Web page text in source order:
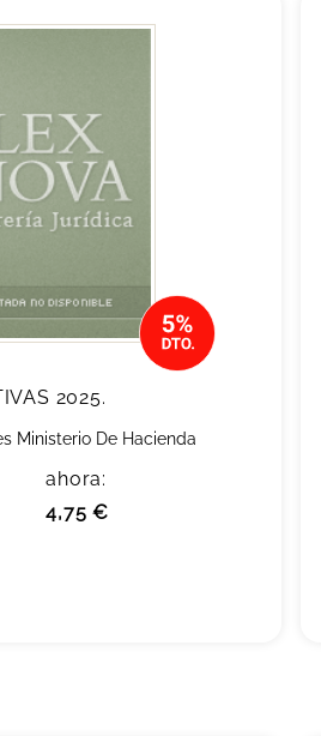
2025.
Ministerio De Hacienda
ahora:
4,75 €